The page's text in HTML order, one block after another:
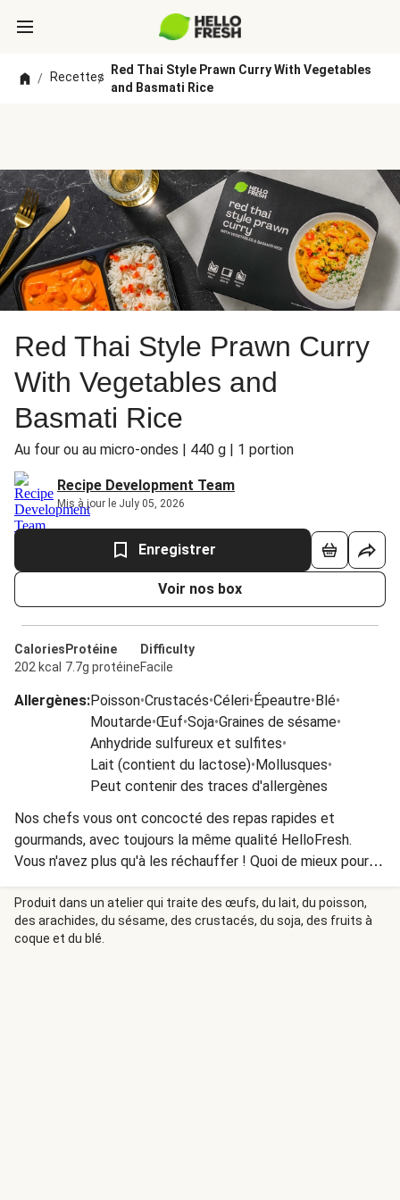
/ Recettes
/
Red Thai Style Prawn Curry With Vegetables
and Basmati Rice
Red Thai Style Prawn Curry
With Vegetables and
Basmati Rice
Au four ou au micro-ondes | 440 g | 1 portion
Recipe Development Team
Mis à jour le July 05, 2026
Enregistrer
Voir nos box
Calories
202 kcal
Protéine
7.7g protéine
Difficulty
Facile
Allergènes:Poisson•Crustacés•Céleri•Épeautre•Blé•
Moutarde•Œuf•Soja•Graines de sésame•
Anhydride sulfureux et sulfites•
Lait (contient du lactose)•Mollusques•
Peut contenir des traces d'allergènes
Nos chefs vous ont concocté des repas rapides et
gourmands, avec toujours la même qualité HelloFresh.
Vous n'avez plus qu'à les réchauffer ! Quoi de mieux pour
les journées chargées ? INGRÉDIENTS : riz cuit 33% (eau,
riz), eau, crevettes 11% (CREVETTES, eau, humectant:
E330, E331), courgette, châtaigne d’eau, poivron grillé, lait
de coco 4% ﴾extrait de noix de coco, eau), oignon, ciboule,
Produit dans un atelier qui traite des œufs, du lait, du poisson,
des arachides, du sésame, des crustacés, du soja, des fruits à
coque et du blé.